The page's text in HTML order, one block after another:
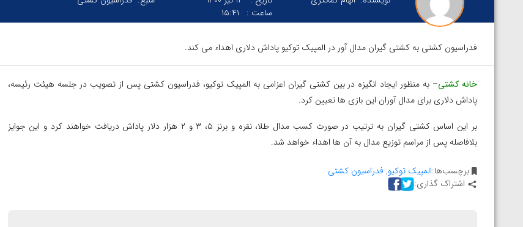
ساعت :
۱۵:۴۱
فدراسیون کشتی به کشتی گیران مدال آور در المپیک توکیو پاداش دلاری اهداء می کند.
خانه کشتی– به منظور ایجاد انگیزه در بین کشتی گیران اعزامی به المپیک توکیو، فدراسیون کشتی پس از تصویب در جلسه هیئت رئیسه،
پاداش دلاری برای مدال آوران این بازی ها تعیین کرد.
بر این اساس کشتی گیران به ترتیب در صورت کسب مدال طلا، نقره و برنز ۵، ۳ و ۲ هزار دلار پاداش دریافت خواهند کرد و این جوایز
بلافاصله پس از مراسم توزیع مدال به آن ها اهداء خواهد شد.
برچسب‌ها:المپیک توکیو, فدراسیون کشتی
اشتراک گذاری: